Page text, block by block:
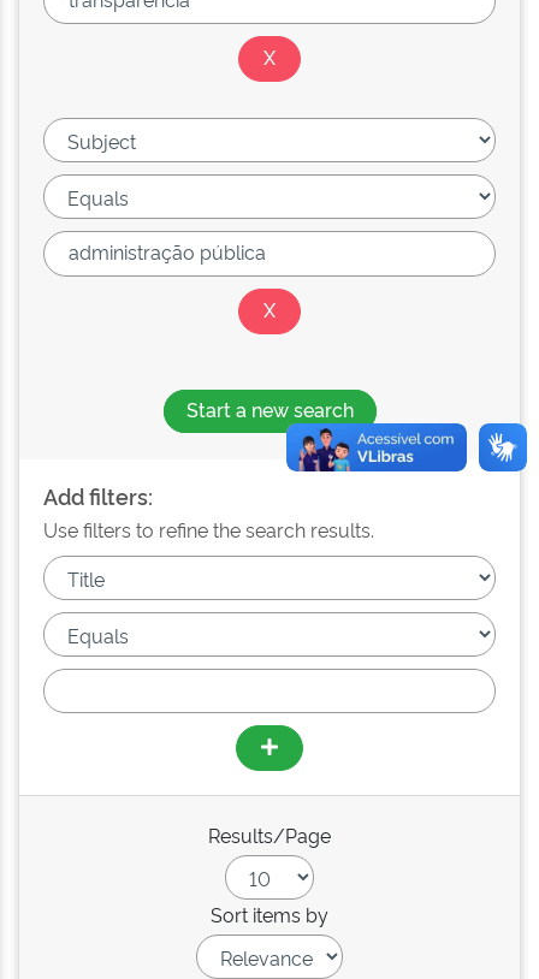
Start a new search
Add filters:
Use filters to refine the search results.
Results/Page
Sort items by